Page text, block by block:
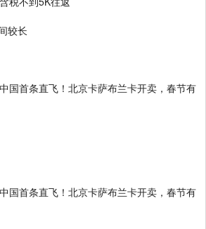
较长